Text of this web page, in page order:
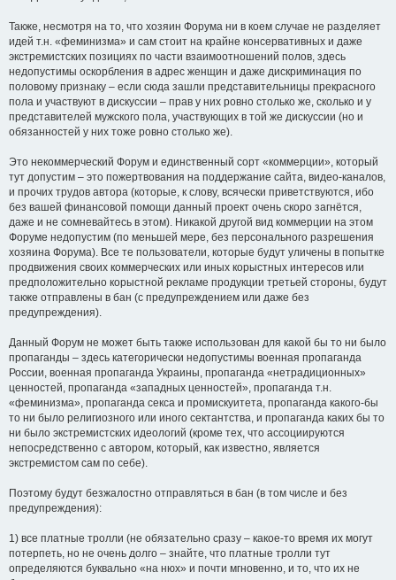
Также, несмотря на то, что хозяин Форума ни в коем случае не разделяет
идей т.н. «феминизма» и сам стоит на крайне консервативных и даже
экстремистских позициях по части взаимоотношений полов, здесь
недопустимы оскорбления в адрес женщин и даже дискриминация по
половому признаку – если сюда зашли представительницы прекрасного
пола и участвуют в дискуссии – прав у них ровно столько же, сколько и у
представителей мужского пола, участвующих в той же дискуссии (но и
обязанностей у них тоже ровно столько же).
Это некоммерческий Форум и единственный сорт «коммерции», который
тут допустим – это пожертвования на поддержание сайта, видео-каналов,
и прочих трудов автора (которые, к слову, всячески приветствуются, ибо
без вашей финансовой помощи данный проект очень скоро загнётся,
даже и не сомневайтесь в этом). Никакой другой вид коммерции на этом
Форуме недопустим (по меньшей мере, без персонального разрешения
хозяина Форума). Все те пользователи, которые будут уличены в попытке
продвижения своих коммерческих или иных корыстных интересов или
предположительно корыстной рекламе продукции третьей стороны, будут
также отправлены в бан (с предупреждением или даже без
предупреждения).
Данный Форум не может быть также использован для какой бы то ни было
пропаганды – здесь категорически недопустимы военная пропаганда
России, военная пропаганда Украины, пропаганда «нетрадиционных»
ценностей, пропаганда «западных ценностей», пропаганда т.н.
«феминизма», пропаганда секса и промискуитета, пропаганда какого-бы
то ни было религиозного или иного сектантства, и пропаганда каких бы то
ни было экстремистских идеологий (кроме тех, что ассоциируются
непосредственно с автором, который, как известно, является
экстремистом сам по себе).
Поэтому будут безжалостно отправляться в бан (в том числе и без
предупреждения):
1) все платные тролли (не обязательно сразу – какое-то время их могут
потерпеть, но не очень долго – знайте, что платные тролли тут
определяются буквально «на нюх» и почти мгновенно, и то, что их не